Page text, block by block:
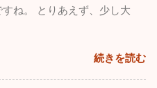
ね。 とりあえず、少し大
続きを読む